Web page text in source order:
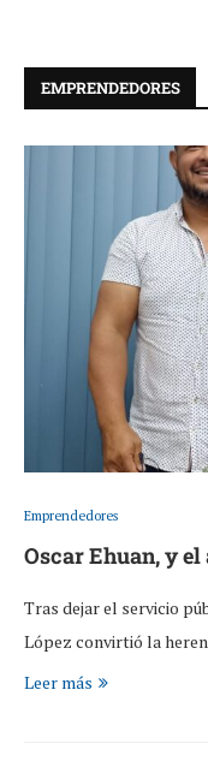
EMPRENDEDORES
Emprendedores
Oscar Ehuan, y
Tras dejar el servicio
López convirtió la
Leer más